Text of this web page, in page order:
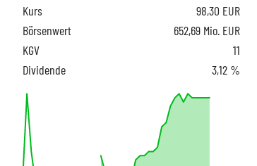
Kurs 98,30 EUR
Börsenwert
652,69 Mio. EUR
KGV
11
Dividende
3,12 %